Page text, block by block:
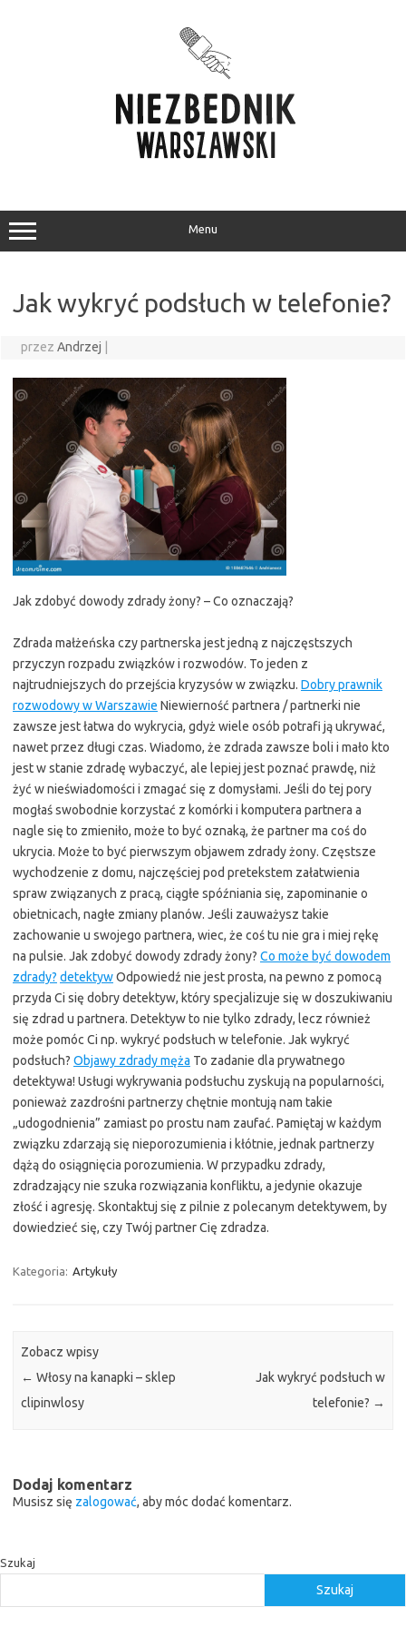
Menu
Jak wykryć podsłuch w telefonie?
przez Andrzej
Jak zdobyć dowody zdrady żony? – Co oznaczają?
Zdrada małżeńska czy partnerska jest jedną z najczęstszych
przyczyn rozpadu związków i rozwodów. To jeden z
najtrudniejszych do przejścia kryzysów w związku. Dobry prawnik
rozwodowy w Warszawie Niewierność partnera / partnerki nie
zawsze jest łatwa do wykrycia, gdyż wiele osób potrafi ją ukrywać,
nawet przez długi czas. Wiadomo, że zdrada zawsze boli i mało kto
jest w stanie zdradę wybaczyć, ale lepiej jest poznać prawdę, niż
żyć w nieświadomości i zmagać się z domysłami. Jeśli do tej pory
mogłaś swobodnie korzystać z komórki i komputera partnera a
nagle się to zmieniło, może to być oznaką, że partner ma coś do
ukrycia. Może to być pierwszym objawem zdrady żony. Częstsze
wychodzenie z domu, najczęściej pod pretekstem załatwienia
spraw związanych z pracą, ciągłe spóźniania się, zapominanie o
obietnicach, nagłe zmiany planów. Jeśli zauważysz takie
zachowanie u swojego partnera, wiec, że coś tu nie gra i miej rękę
na pulsie. Jak zdobyć dowody zdrady żony? Co może być dowodem
zdrady? detektywOdpowiedź nie jest prosta, na pewno z pomocą
przyda Ci się dobry detektyw, który specjalizuje się w doszukiwaniu
się zdrad u partnera. Detektyw to nie tylko zdrady, lecz również
może pomóc Ci np. wykryć podsłuch w telefonie. Jak wykryć
podsłuch? Objawy zdrady męża To zadanie dla prywatnego
detektywa! Usługi wykrywania podsłuchu zyskują na popularności,
ponieważ zazdrośni partnerzy chętnie montują nam takie
„udogodnienia” zamiast po prostu nam zaufać. Pamiętaj w każdym
związku zdarzają się nieporozumienia i kłótnie, jednak partnerzy
dążą do osiągnięcia porozumienia. W przypadku zdrady,
zdradzający nie szuka rozwiązania konfliktu, a jedynie okazuje
złość i agresję. Skontaktuj się z pilnie z polecanym detektywem, by
dowiedzieć się, czy Twój partner Cię zdradza.
Kategoria: Artykuły
Zobacz wpisy
← Włosy na kanapki – sklep
clipinwlosy
Jak wykryć podsłuch w
telefonie? →
Dodaj komentarz
Musisz się zalogować, aby móc dodać komentarz.
Szukaj
Szukaj